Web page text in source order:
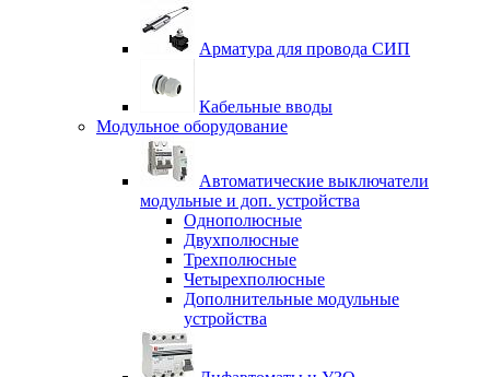
Арматура для провода СИП
Кабельные вводы
Модульное оборудование
Автоматические выключатели
модульные и доп. устройства
Однополюсные
Двухполюсные
Трехполюсные
Четырехполюсные
Дополнительные модульные
устройства